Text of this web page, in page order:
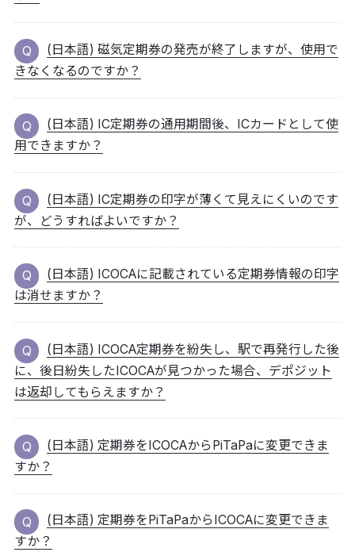
(日本語) 磁気定期券の発売が終了しますが、使用で
きなくなるのですか？
(日本語) IC定期券の通用期間後、ICカードとして使
用できますか？
(日本語) IC定期券の印字が薄くて見えにくいのです
が、どうすればよいですか？
(日本語) ICOCAに記載されている定期券情報の印字
は消せますか？
(日本語) ICOCA定期券を紛失し、駅で再発行した後
に、後日紛失したICOCAが見つかった場合、デポジット
は返却してもらえますか？
(日本語) 定期券をICOCAからPiTaPaに変更できま
すか？
(日本語) 定期券をPiTaPaからICOCAに変更できま
すか？